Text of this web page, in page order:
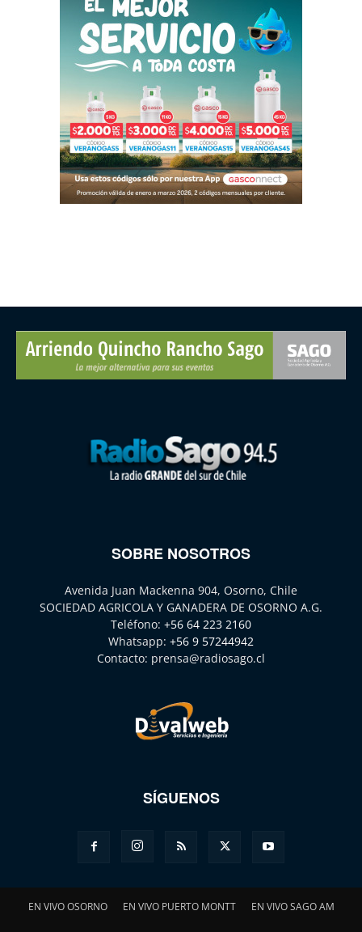
SOBRE NOSOTROS
Avenida Juan Mackenna 904, Osorno, Chile
SOCIEDAD AGRICOLA Y GANADERA DE OSORNO A.G.
Teléfono: +56 64 223 2160
Whatsapp: +56 9 57244942
Contacto: prensa@radiosago.cl
SÍGUENOS
EN VIVO OSORNO EN VIVO PUERTO MONTT EN VIVO SAGO AM